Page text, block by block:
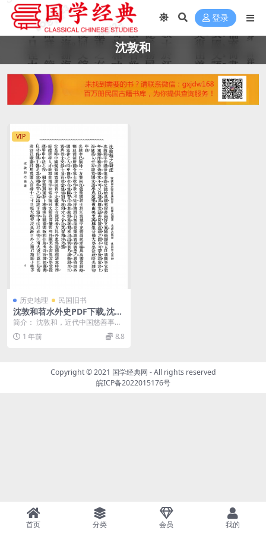
登录
沈敦和
VIP
历史地理 民国旧书
沈敦和苕水外史PDF下载,沈敦
和史料
简介： 沈敦和，近代中国慈善事业
奠基人、中国红十字会创始人、外
交家、实业家，共分...
1 年前 8.8
Copyright © 2021 国学经典网 - All rights reserved
皖ICP备2022015176号
首页 分类 会员 我的